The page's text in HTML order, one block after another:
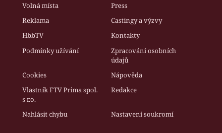
Volná místa
Press
Reklama
Castingy a výzvy
HbbTV
Kontakty
Podmínky užívání
Zpracování osobních
údajů
Cookies
Nápověda
Vlastník FTV Prima spol.
s r.o.
Redakce
Nahlásit chybu Nastavení soukromí